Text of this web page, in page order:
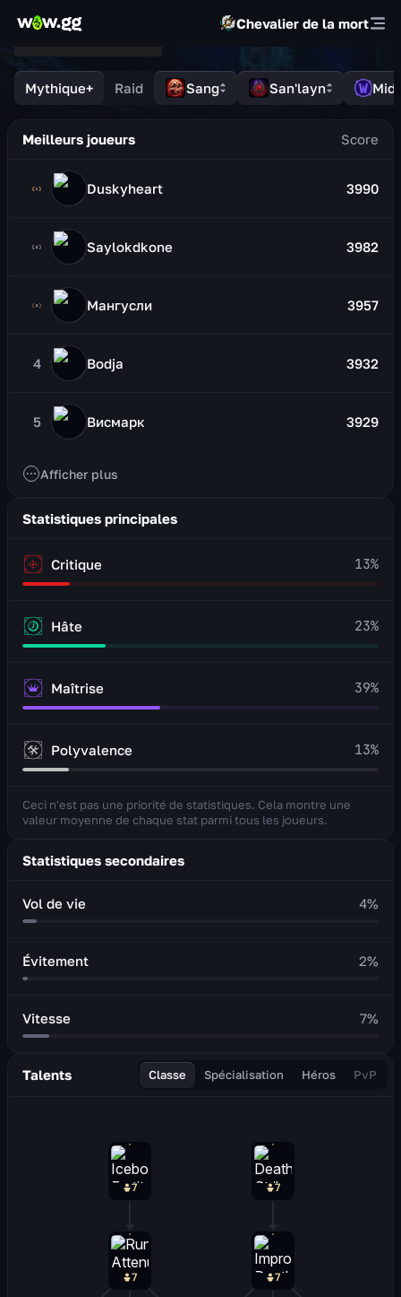
Chevalier de la mort
Mythique+ Raid Sang San'layn
Meilleurs joueurs
Duskyheart 3990
Saylokdkone 3982
Мангусли 3957
4 Bodja 3932
5 Висмарк 3929
Afficher plus
Statistiques principales
Critique 13%
Hâte 23%
Maîtrise 39%
Polyvalence 13%
Ceci n'est pas une priorité de statistiques. Cela montre une
valeur moyenne de chaque stat parmi tous les joueurs.
Statistiques secondaires
Vol de vie 4%
Évitement 2%
Vitesse 7%
Talents Classe Spécialisation Héros PvP
7
7 7
7